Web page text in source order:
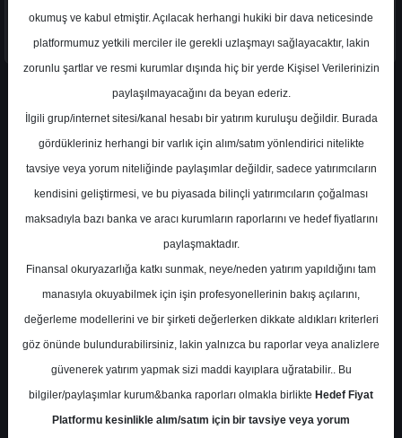
En Yüksek Tahmin
En Düşük Tahmin 338,00 ₺ (%71.57)
Kurum Sayısı
1
Tut
Çarpanlar
okumuş ve kabul etmiştir. Açılacak herhangi hukiki bir dava neticesinde
platformumuz yetkili merciler ile gerekli uzlaşmayı sağlayacaktır, lakin
zorunlu şartlar ve resmi kurumlar dışında hiç bir yerde Kişisel Verilerinizin
paylaşılmayacağını da beyan ederiz.
İlgili grup/internet sitesi/kanal hesabı bir yatırım kuruluşu değildir. Burada
gördükleriniz herhangi bir varlık için alım/satım yönlendirici nitelikte
tavsiye veya yorum niteliğinde paylaşımlar değildir, sadece yatırımcıların
kendisini geliştirmesi, ve bu piyasada bilinçli yatırımcıların çoğalması
maksadıyla bazı banka ve aracı kurumların raporlarını ve hedef fiyatlarını
paylaşmaktadır.
Finansal okuryazarlığa katkı sunmak, neye/neden yatırım yapıldığını tam
manasıyla okuyabilmek için işin profesyonellerinin bakış açılarını,
değerleme modellerini ve bir şirketi değerlerken dikkate aldıkları kriterleri
göz önünde bulundurabilirsiniz, lakin yalnızca bu raporlar veya analizlere
güvenerek yatırım yapmak sizi maddi kayıplara uğratabilir.. Bu
bilgiler/paylaşımlar kurum&banka raporları olmakla birlikte Hedef Fiyat
Platformu kesinlikle alım/satım için bir tavsiye veya yorum